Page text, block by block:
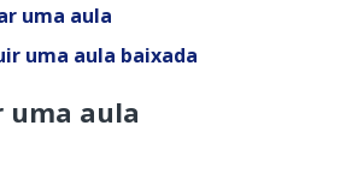
uma aula
uma aula baixada
uma aula